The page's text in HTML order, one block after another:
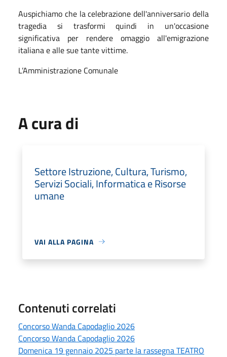
Auspichiamo che la celebrazione dell'anniversario della
tragedia si trasformi quindi in un'occasione
significativa per rendere omaggio all'emigrazione
italiana e alle sue tante vittime.
L’Amministrazione Comunale
A cura di
Settore Istruzione, Cultura, Turismo,
Servizi Sociali, Informatica e Risorse
umane
VAI ALLA PAGINA
Contenuti correlati
Concorso Wanda Capodaglio 2026
Concorso Wanda Capodaglio 2026
Domenica 19 gennaio 2025 parte la rassegna TEATRO